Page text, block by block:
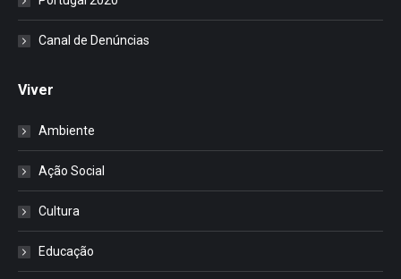
Canal de Denúncias
Viver
Ambiente
Ação Social
Cultura
Educação